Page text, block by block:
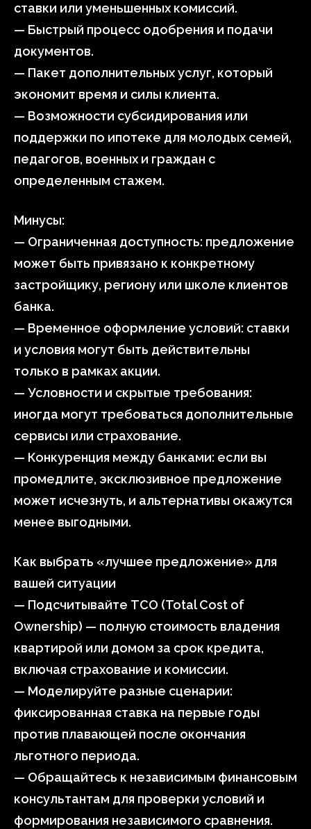
ставки или уменьшенных комиссий.
— Быстрый процесс одобрения и подачи
документов.
— Пакет дополнительных услуг, который
экономит время и силы клиента.
— Возможности субсидирования или
поддержки по ипотеке для молодых семей,
педагогов, военных и граждан с
определенным стажем.
Минусы:
— Ограниченная доступность: предложение
может быть привязано к конкретному
застройщику, региону или школе клиентов
банка.
— Временное оформление условий: ставки
и условия могут быть действительны
только в рамках акции.
— Условности и скрытые требования:
иногда могут требоваться дополнительные
сервисы или страхование.
— Конкуренция между банками: если вы
промедлите, эксклюзивное предложение
может исчезнуть, и альтернативы окажутся
менее выгодными.
Как выбрать «лучшее предложение» для
вашей ситуации
— Подсчитывайте TCO (Total Cost of
Ownership) — полную стоимость владения
квартирой или домом за срок кредита,
включая страхование и комиссии.
— Моделируйте разные сценарии:
фиксированная ставка на первые годы
против плавающей после окончания
льготного периода.
— Обращайтесь к независимым финансовым
консультантам для проверки условий и
формирования независимого сравнения.